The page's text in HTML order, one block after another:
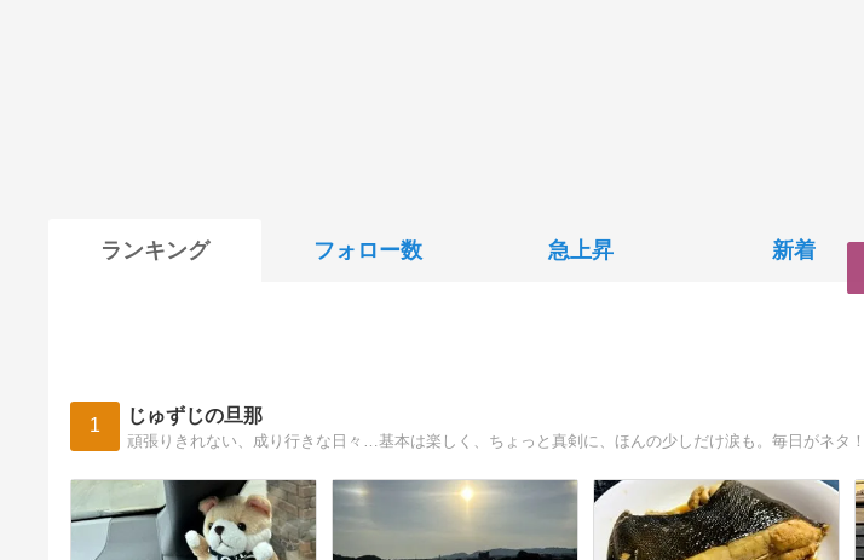
ランキング フォロー数 急上昇 新着
1 じゅずじの旦那
頑張りきれない、成り行きな日々…基本は楽しく、ちょっと真剣に、ほんの少しだけ涙も。毎日がネタ！